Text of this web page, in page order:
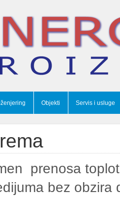
Objekti Servis i usluge
prenosa
bez obzira